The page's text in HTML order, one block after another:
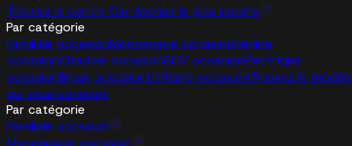
Trouvez le centre Car Avenue le plus proche
Par catégorie
Familiale occasionMonospace occasionBerline
occasionCitadine occasionSUV occasionÉlectrique
occasionBreak occasionUtilitaire occasionTrouvez le
qui vous convient
Par catégorie
Familiale occasion
Monospace occasion